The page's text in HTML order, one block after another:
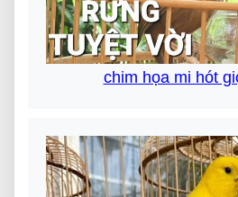
chim họa mi hót